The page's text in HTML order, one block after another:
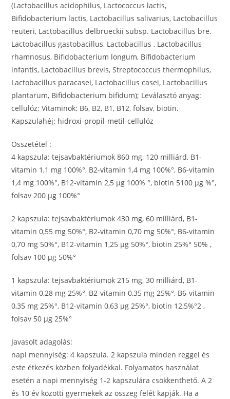
(Lactobacillus acidophilus, Lactococcus lactis,
Bifidobacterium lactis, Lactobacillus salivarius, Lactobacillus
reuteri, Lactobacillus delbrueckii subsp. Lactobacillus bre,
Lactobacillus gastobacillus, Lactobacillus , Lactobacillus
rhamnosus, Bifidobacterium longum, Bifidobacterium
infantis, Lactobacillus brevis, Streptococcus thermophilus,
Lactobacillus paracasei, Lactobacillus casei, Lactobacillus
plantarum, Bifidobacterium bifidum); Leválasztó anyag:
cellulóz; Vitaminok: B6, B2, B1, B12, folsav, biotin.
Kapszulahéj: hidroxi-propil-metil-cellulóz
Összetétel :
4 kapszula: tejsavbaktériumok 860 mg, 120 milliárd, B1-
vitamin 1,1 mg 100%°, B2-vitamin 1,4 mg 100%°, B6-vitamin
1,4 mg 100%°, B12-vitamin 2,5 μg 100% °, biotin 5100 μg %°,
folsav 200 μg 100%°
2 kapszula: tejsavbaktériumok 430 mg, 60 milliárd, B1-
vitamin 0,55 mg 50%°, B2-vitamin 0,70 mg 50%°, B6-vitamin
0,70 mg 50%°, B12-vitamin 1,25 µg 50%°, biotin 25%° 50% ,
folsav 100 µg 50%°
1 kapszula: tejsavbaktériumok 215 mg, 30 milliárd, B1-
vitamin 0,28 mg 25%°, B2-vitamin 0,35 mg 25%°, B6-vitamin
0,35 mg 25%°, B12-vitamin 0,63 µg 25%°, biotin 12,5%°2 ,
folsav 50 µg 25%°
Javasolt adagolás:
napi mennyiség: 4 kapszula. 2 kapszula minden reggel és
este étkezés közben folyadékkal. Folyamatos használat
esetén a napi mennyiség 1-2 kapszulára csökkenthető. A 2
és 10 év közötti gyermekek az összeg felét kapják. Ha a